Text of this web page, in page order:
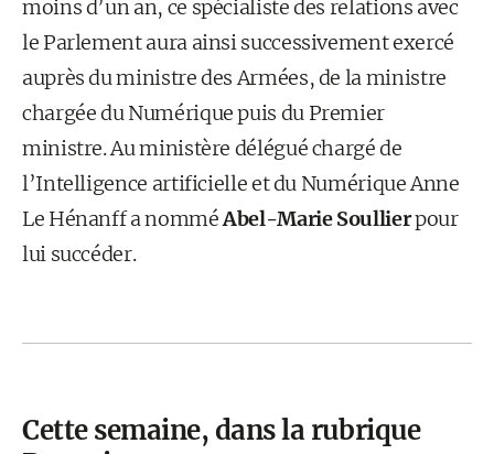
moins d’un an, ce spécialiste des relations avec
le Parlement aura ainsi successivement exercé
auprès du ministre des Armées, de la ministre
chargée du Numérique puis du Premier
ministre. Au ministère délégué chargé de
l’Intelligence artificielle et du Numérique Anne
Le Hénanff a nomméAbel-Marie Soullierpour
lui succéder.
Cette semaine, dans la rubrique